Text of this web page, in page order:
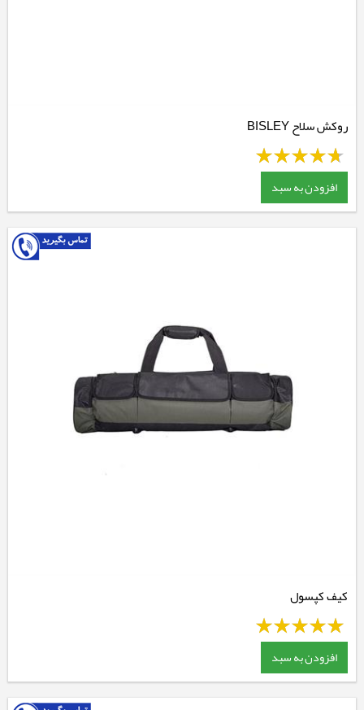
روکش سلاح BISLEY
افزودن به سبد
کیف کپسول
افزودن به سبد